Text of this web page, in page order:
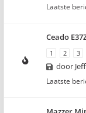
Laatste
Ceado
1 2 3
door
Laatste